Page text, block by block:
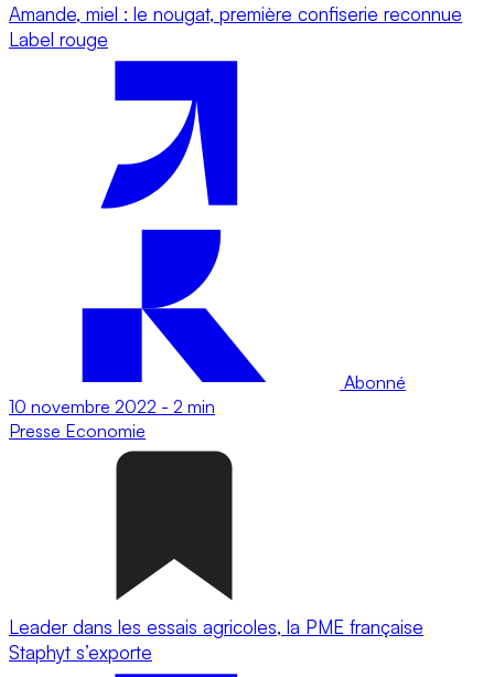
Amande, miel : le nougat, première confiserie reconnue
Label rouge
Abonné
10 novembre 2022 - 2 min
Presse Economie
Leader dans les essais agricoles, la PME française
Staphyt s’exporte